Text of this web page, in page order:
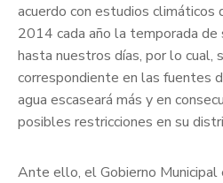
acuerdo con estudios
2014 cada año la temporada de
hasta nuestros días, por lo cual,
correspondiente en las fuentes
agua escaseará más y en
posibles restricciones en su
Ante ello, el Gobierno Municipal